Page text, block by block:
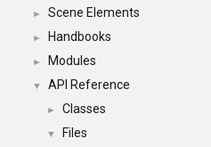
► Scene Elements
► Handbooks
► Modules
▼ API Reference
► Classes
▼ Files